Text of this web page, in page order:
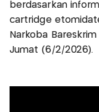
berdasarkan
cartridge
Narkoba
Jumat (6/2/2026).